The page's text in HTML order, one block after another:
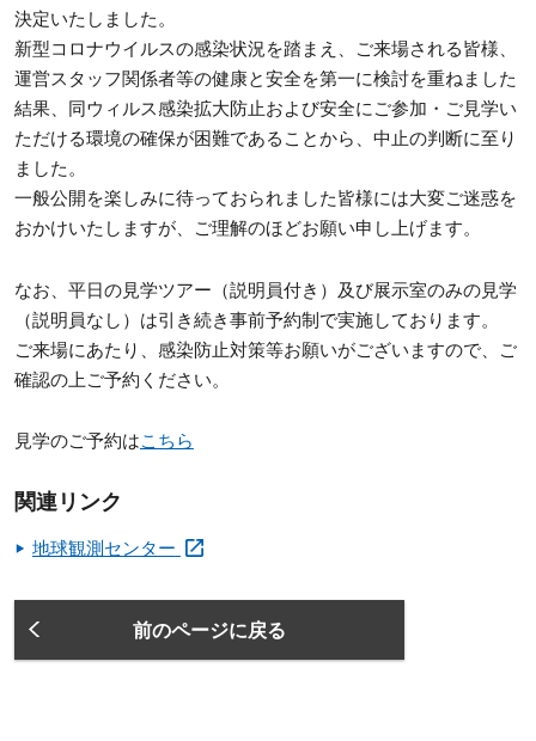
決定いたしました。
新型コロナウイルスの感染状況を踏まえ、ご来場される皆様、
運営スタッフ関係者等の健康と安全を第一に検討を重ねました
結果、同ウィルス感染拡大防止および安全にご参加・ご見学い
ただける環境の確保が困難であることから、中止の判断に至り
ました。
一般公開を楽しみに待っておられました皆様には大変ご迷惑を
おかけいたしますが、ご理解のほどお願い申し上げます。
なお、平日の見学ツアー（説明員付き）及び展示室のみの見学
（説明員なし）は引き続き事前予約制で実施しております。
ご来場にあたり、感染防止対策等お願いがございますので、ご
確認の上ご予約ください。
見学のご予約はこちら
関連リンク
地球観測センター
前のページに戻る